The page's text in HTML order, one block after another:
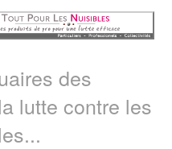
des
lutte contre les